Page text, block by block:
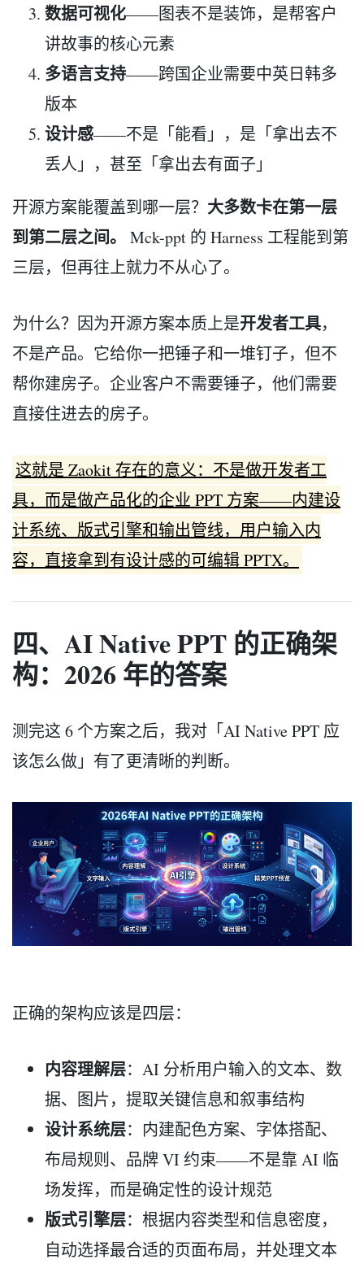
数据可视化——图表不是装饰，是帮客户
讲故事的核心元素
多语言支持——跨国企业需要中英日韩多
版本
设计感——不是「能看」，是「拿出去不
丢人」，甚至「拿出去有面子」
开源方案能覆盖到哪一层？ 大多数卡在第一层
到第二层之间。
Mck-ppt 的 Harness 工程能到第
三层，但再往上就力不从心了。
为什么？因为开源方案本质上是开发者工具，
不是产品。它给你一把锤子和一堆钉子，但不
帮你建房子。企业客户不需要锤子，他们需要
直接住进去的房子。
这就是 Zaokit 存在的意义：不是做开发者工
具，而是做产品化的企业 PPT 方案——内建设
计系统、版式引擎和输出管线，用户输入内
容，直接拿到有设计感的可编辑 PPTX。
四、AI Native PPT 的正确架
构：2026 年的答案
测完这 6 个方案之后，我对「AI Native PPT 应
该怎么做」有了更清晰的判断。
正确的架构应该是四层：
内容理解层：AI 分析用户输入的文本、数
据、图片，提取关键信息和叙事结构
设计系统层：内建配色方案、字体搭配、
布局规则、品牌 VI 约束——不是靠 AI 临
场发挥，而是确定性的设计规范
版式引擎层：根据内容类型和信息密度，
自动选择最合适的页面布局，并处理文本